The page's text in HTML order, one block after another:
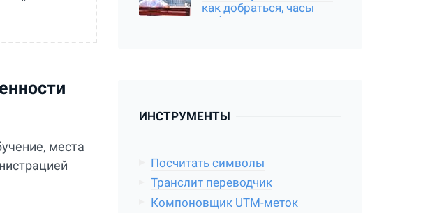
места
как добраться, часы
работы
ИНСТРУМЕНТЫ
Посчитать символы
Транслит переводчик
Компоновщик UTM-меток